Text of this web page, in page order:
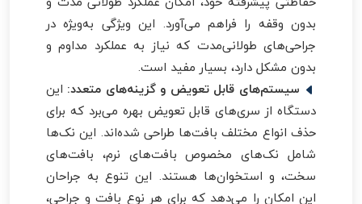
بدون وقفه را فراهم می‌آورد. این ویژگی به‌ویژه در
جراحی‌های طولانی‌مدت که نیاز به عملکرد مداوم و
بدون مشکل دارد، بسیار مفید است.
سیستم‌های قابل تعویض و گزینه‌های متعدد: این
دستگاه از سری‌های قابل تعویض بهره می‌برد که برای
حذف انواع مختلف بافت‌ها طراحی شده‌اند. این نک‌ها
شامل نک‌های مخصوص بافت‌های نرم، بافت‌های
سخت، و استخوان‌ها هستند. این تنوع به جراحان
این امکان را می‌دهد که برای هر نوع بافت و جراحی،